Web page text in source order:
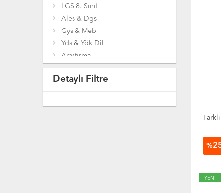
LGS 8. Sınıf
Ales & Dgs
Gys & Meb
Yds & Yök Dil
Araştırma
Bilim Mühendislik
Detaylı Filtre
%
YENİ